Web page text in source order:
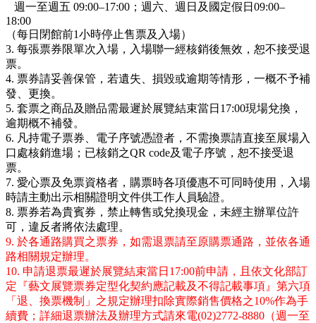
週一至週五 09:00–17:00；週六、週日及國定假日09:00–
18:00
（每日閉館前1小時停止售票及入場）
3. 每張票券限單次入場，入場聯一經核銷後無效，恕不接受退
票。
4. 票券請妥善保管，若遺失、損毀或逾期等情形，一概不予補
發、更換。
5. 套票之商品及贈品需最遲於展覽結束當日17:00現場兌換，
逾期概不補發。
6. 凡持電子票券、電子序號憑證者，不需換票請直接至展場入
口處核銷進場；已核銷之QR code及電子序號，恕不接受退
票。
7. 愛心票及免票資格者，購票時各項優惠不可同時使用，入場
時請主動出示相關證明文件供工作人員驗證。
8. 票券若為貴賓券，禁止轉售或兌換現金，未經主辦單位許
可，違反者將依法處理。
9. 於各通路購買之票券，如需退票請至原購票通路，並依各通
路相關規定辦理。
10. 申請退票最遲於展覽結束當日17:00前申請，且依文化部訂
定『藝文展覽票券定型化契約應記載及不得記載事項』第六項
「退、換票機制」之規定辦理扣除實際銷售價格之10%作為手
續費；詳細退票辦法及辦理方式請來電(02)2772-8880（週一至